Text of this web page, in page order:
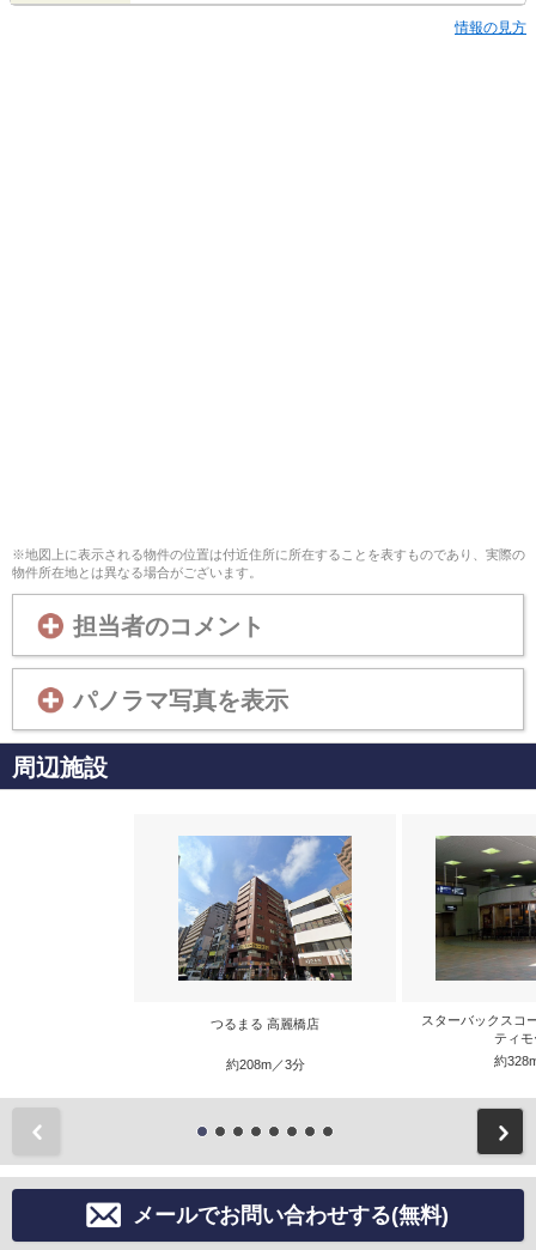
情報の見方
※地図上に表示される物件の位置は付近住所に所在することを表すものであり、実際の
物件所在地とは異なる場合がございます。
担当者のコメント
パノラマ写真を表示
周辺施設
つるまる 高麗橋店
約208m／3分
スターバックスコ
ティモ
約
メールでお問い合わせする(無料)